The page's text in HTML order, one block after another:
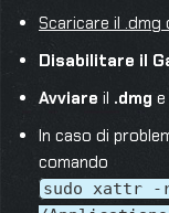
Scaricare il .dmg
Disabilitare il
Avviare il .dmg
In caso di
comando
sudo xattr -